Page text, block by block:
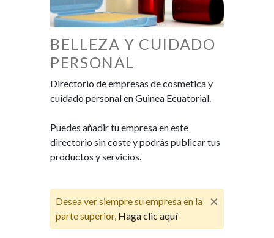
BELLEZA Y CUIDADO
PERSONAL
Directorio de empresas de cosmetica y
cuidado personal en Guinea Ecuatorial.
Puedes añadir tu empresa en este
directorio sin coste y podrás publicar tus
productos y servicios.
×
Desea ver siempre su empresa en la
parte superior, Haga clic aquí